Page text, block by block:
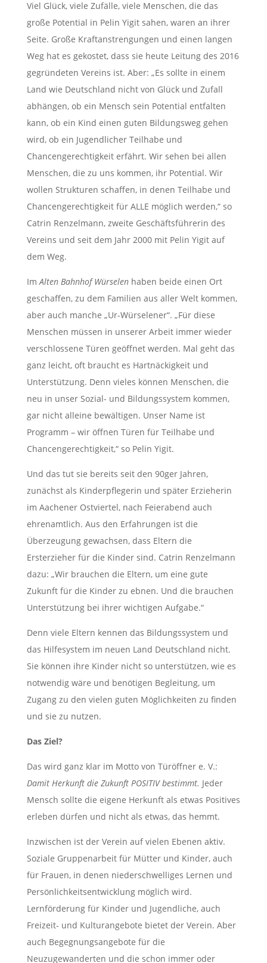
Viel Glück, viele Zufälle, viele Menschen, die das
große Potential in Pelin Yigit sahen, waren an ihrer
Seite. Große Kraftanstrengungen und einen langen
Weg hat es gekostet, dass sie heute Leitung des 2016
gegründeten Vereins ist. Aber: „Es sollte in einem
Land wie Deutschland nicht von Glück und Zufall
abhängen, ob ein Mensch sein Potential entfalten
kann, ob ein Kind einen guten Bildungsweg gehen
wird, ob ein Jugendlicher Teilhabe und
Chancengerechtigkeit erfährt. Wir sehen bei allen
Menschen, die zu uns kommen, ihr Potential. Wir
wollen Strukturen schaffen, in denen Teilhabe und
Chancengerechtigkeit für ALLE möglich werden,“ so
Catrin Renzelmann, zweite Geschäftsführerin des
Vereins und seit dem Jahr 2000 mit Pelin Yigit auf
dem Weg.
ImAlten Bahnhof Würselen haben beide einen Ort
geschaffen, zu dem Familien aus aller Welt kommen,
aber auch manche „Ur-Würselener“. „Für diese
Menschen müssen in unserer Arbeit immer wieder
verschlossene Türen geöffnet werden. Mal geht das
ganz leicht, oft braucht es Hartnäckigkeit und
Unterstützung. Denn vieles können Menschen, die
neu in unser Sozial- und Bildungssystem kommen,
gar nicht alleine bewältigen. Unser Name ist
Programm – wir öffnen Türen für Teilhabe und
Chancengerechtigkeit,“ so Pelin Yigit.
Und das tut sie bereits seit den 90ger Jahren,
zunächst als Kinderpflegerin und später Erzieherin
im Aachener Ostviertel, nach Feierabend auch
ehrenamtlich. Aus den Erfahrungen ist die
Überzeugung gewachsen, dass Eltern die
Ersterzieher für die Kinder sind. Catrin Renzelmann
dazu: „Wir brauchen die Eltern, um eine gute
Zukunft für die Kinder zu ebnen. Und die brauchen
Unterstützung bei ihrer wichtigen Aufgabe.“
Denn viele Eltern kennen das Bildungssystem und
das Hilfesystem im neuen Land Deutschland nicht.
Sie können ihre Kinder nicht so unterstützen, wie es
notwendig wäre und benötigen Begleitung, um
Zugang zu den vielen guten Möglichkeiten zu finden
und sie zu nutzen.
Das Ziel?
Das wird ganz klar im Motto von Türöffner e. V.:
Damit Herkunft die Zukunft POSITIV bestimmt. Jeder
Mensch sollte die eigene Herkunft als etwas Positives
erleben dürfen und nicht als etwas, das hemmt.
Inzwischen ist der Verein auf vielen Ebenen aktiv.
Soziale Gruppenarbeit für Mütter und Kinder, auch
für Frauen, in denen niederschwelliges Lernen und
Persönlichkeitsentwicklung möglich wird.
Lernförderung für Kinder und Jugendliche, auch
Freizeit- und Kulturangebote bietet der Verein. Aber
auch Begegnungsangebote für die
Neuzugewanderten und die schon immer oder